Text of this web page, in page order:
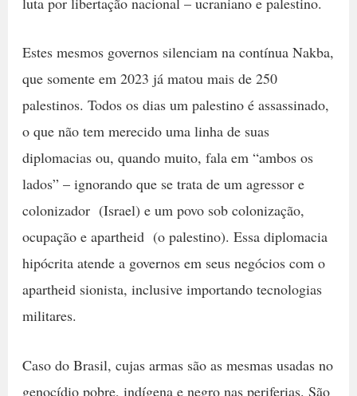
Estes mesmos governos silenciam na contínua Nakba,
que somente em 2023 já matou mais de 250
palestinos. Todos os dias um palestino é assassinado,
o que não tem merecido uma linha de suas
diplomacias ou, quando muito, fala em “ambos os
lados” – ignorando que se trata de um agressor e
colonizador (Israel) e um povo sob colonização,
ocupação e apartheid (o palestino). Essa diplomacia
hipócrita atende a governos em seus negócios com o
apartheid sionista, inclusive importando tecnologias
militares.
Caso do Brasil, cujas armas são as mesmas usadas no
genocídio pobre, indígena e negro nas periferias. São